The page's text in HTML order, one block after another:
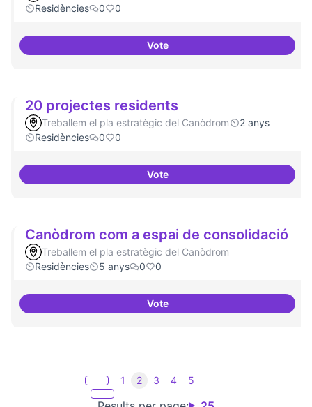
Residències
0 0
VoteRecerca i re-avaluació
20 projectes residents
Treballem el pla estratègic del Canòdrom
2 anys
Residències
0 0
Vote20 projectes residents
Canòdrom com a espai de consolidació
Treballem el pla estratègic del Canòdrom
Residències
5 anys 0 0
VoteCanòdrom com a espai de
1 2 3 4 5